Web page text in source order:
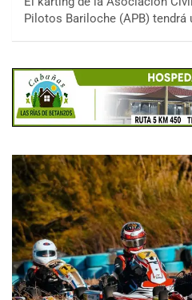
Pilotos Bariloche (APB) tendrá